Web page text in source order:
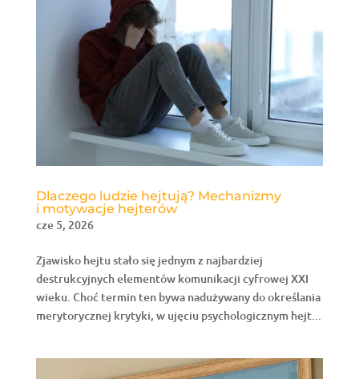
Dlaczego ludzie hejtują? Mechanizmy
i motywacje hejterów
cze 5, 2026
Zjawisko hejtu stało się jednym z najbardziej
destrukcyjnych elementów komunikacji cyfrowej XXI
wieku. Choć termin ten bywa nadużywany do określania
merytorycznej krytyki, w ujęciu psychologicznym hejt...